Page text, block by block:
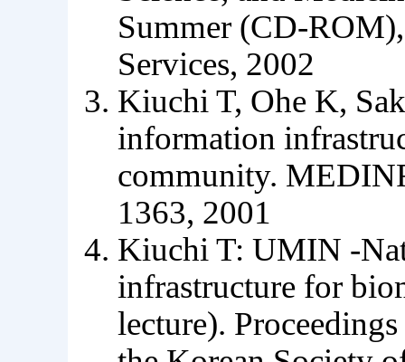
Summer (CD-
Services, 2002
Kiuchi T, Ohe K,
information
community.
1363, 2001
Kiuchi T: UMIN -
infrastructure for
lecture).